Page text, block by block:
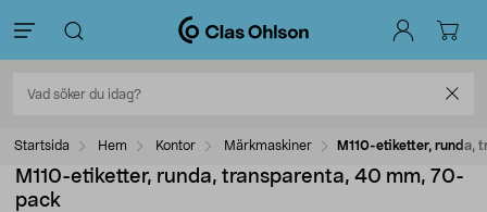
Startsida Hem Kontor Märkmaskiner M110-etiketter, runda,
M110-etiketter, runda, transparenta, 40 mm, 70-
pack